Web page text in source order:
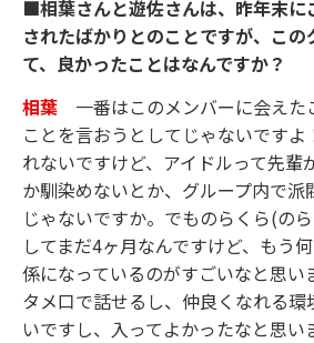
■相葉さんと遊佐さんは、昨年末に
されたばかりとのことですが、この
て、良かったことはなんですか？
相葉 一番はこのメンバーに会えた
ことを言おうとしてじゃないです
れないですけど、アイドルって先輩
か馴染めないとか、グループ内で派
じゃないですか。でものらくら(の
してまだ4ヶ月なんですけど、もう
係になっているのがすごいなと思い
タメ口で話せるし、仲良くなれる環
いですし、入ってよかったなと思い